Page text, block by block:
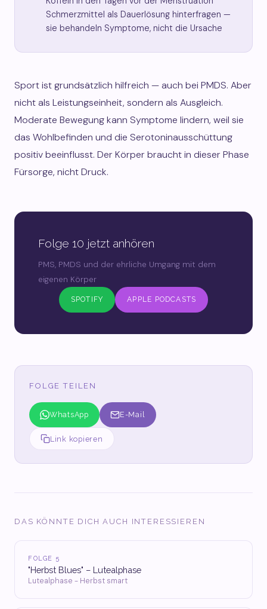
Schmerzmittel als Dauerlösung hinterfragen —
sie behandeln Symptome, nicht die Ursache
Sport ist grundsätzlich hilfreich — auch bei PMDS. Aber
nicht als Leistungseinheit, sondern als Ausgleich.
Moderate Bewegung kann Symptome lindern, weil sie
das Wohlbefinden und die Serotoninausschüttung
positiv beeinflusst. Der Körper braucht in dieser Phase
Fürsorge, nicht Druck.
Folge 10 jetzt anhören
PMS, PMDS und der ehrliche Umgang mit dem
eigenen Körper
SPOTIFY APPLE PODCASTS
FOLGE TEILEN
WhatsApp E-Mail
Link kopieren
DAS KÖNNTE DICH AUCH INTERESSIEREN
FOLGE 5
"Herbst Blues" – Lutealphase
Lutealphase - Herbst smart